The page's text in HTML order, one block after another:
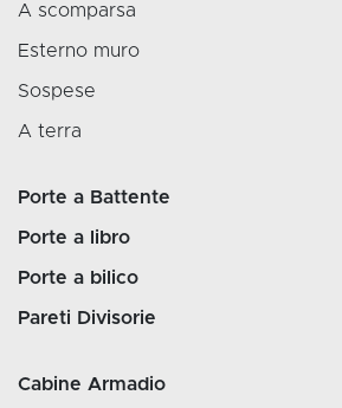
A scomparsa
Esterno muro
Sospese
A terra
Porte a Battente
Porte a libro
Porte a bilico
Pareti Divisorie
Cabine Armadio